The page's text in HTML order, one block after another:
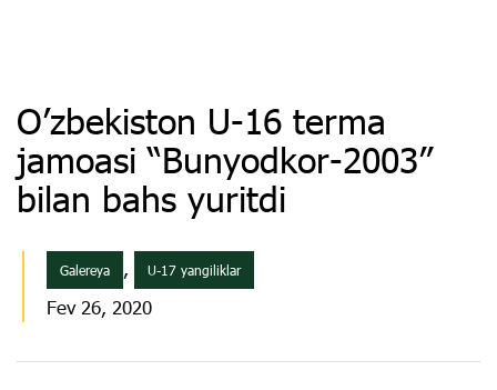
Oʼzbekiston U-16 terma
jamoasi “Bunyodkor-2003”
bilan bahs yuritdi
Galereya , U-17 yangiliklar
Fev 26, 2020